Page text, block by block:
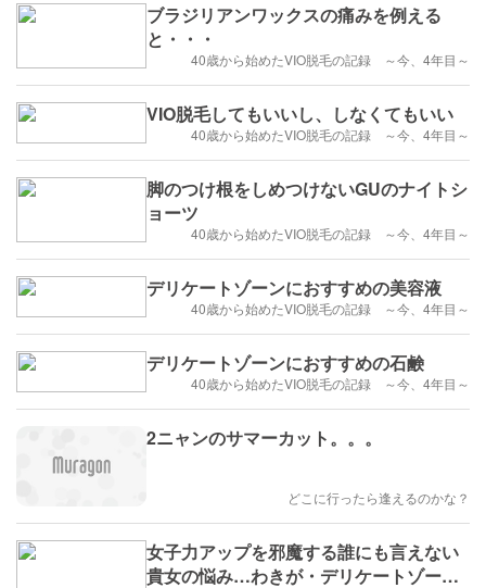
ブラジリアンワックスの痛みを例える
と・・・
40歳から始めたVIO脱毛の記録 ～今、4年目～
VIO脱毛してもいいし、しなくてもいい
40歳から始めたVIO脱毛の記録 ～今、4年目～
脚のつけ根をしめつけないGUのナイトシ
ョーツ
40歳から始めたVIO脱毛の記録 ～今、4年目～
デリケートゾーンにおすすめの美容液
40歳から始めたVIO脱毛の記録 ～今、4年目～
デリケートゾーンにおすすめの石鹸
40歳から始めたVIO脱毛の記録 ～今、4年目～
2ニャンのサマーカット。。。
どこに行ったら逢えるのかな？
女子力アップを邪魔する誰にも言えない
貴女の悩み…わきが・デリケートゾーン